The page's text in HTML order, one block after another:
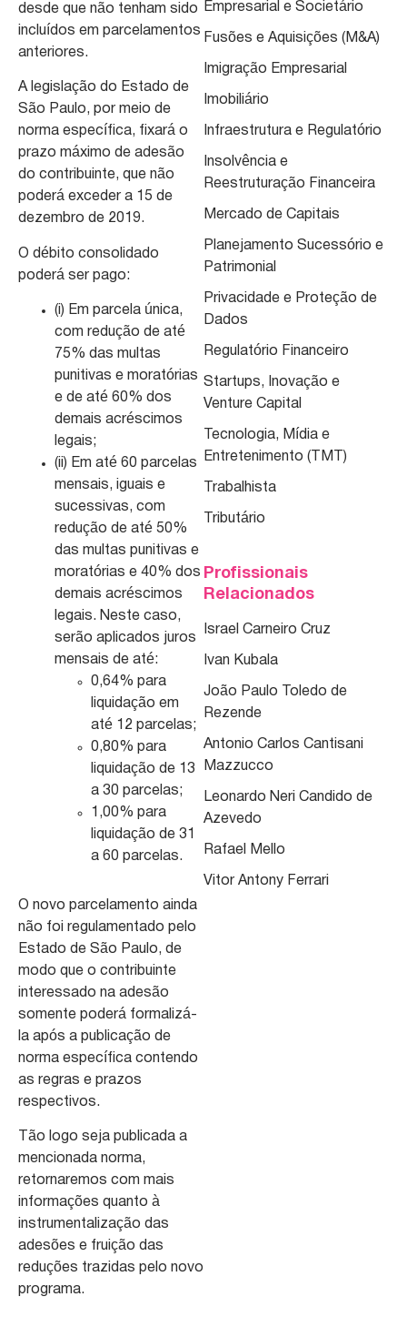
desde que não tenham sido
incluídos em parcelamentos
anteriores.
A legislação do Estado de
São Paulo, por meio de
norma específica, fixará o
prazo máximo de adesão
do contribuinte, que não
poderá exceder a 15 de
dezembro de 2019.
O débito consolidado
poderá ser pago:
(i) Em parcela única,
com redução de até
75% das multas
punitivas e moratórias
e de até 60% dos
demais acréscimos
legais;
(ii) Em até 60 parcelas
mensais, iguais e
sucessivas, com
redução de até 50%
das multas punitivas e
moratórias e 40% dos
demais acréscimos
legais. Neste caso,
serão aplicados juros
mensais de até:
0,64% para
liquidação em
até 12 parcelas;
0,80% para
liquidação de 13
a 30 parcelas;
1,00% para
liquidação de 31
a 60 parcelas.
O novo parcelamento ainda
não foi regulamentado pelo
Estado de São Paulo, de
modo que o contribuinte
interessado na adesão
somente poderá formalizá-
la após a publicação de
norma específica contendo
as regras e prazos
respectivos.
Tão logo seja publicada a
mencionada norma,
retornaremos com mais
informações quanto à
instrumentalização das
adesões e fruição das
reduções trazidas pelo novo
programa.
Empresarial e Societário
Fusões e Aquisições (M&A)
Imigração Empresarial
Imobiliário
Infraestrutura e Regulatório
Insolvência e
Reestruturação Financeira
Mercado de Capitais
Planejamento Sucessório e
Patrimonial
Privacidade e Proteção de
Dados
Regulatório Financeiro
Startups, Inovação e
Venture Capital
Tecnologia, Mídia e
Entretenimento (TMT)
Trabalhista
Tributário
Profissionais
Relacionados
Israel Carneiro Cruz
Ivan Kubala
João Paulo Toledo de
Rezende
Antonio Carlos Cantisani
Mazzucco
Leonardo Neri Candido de
Azevedo
Rafael Mello
Vitor Antony Ferrari